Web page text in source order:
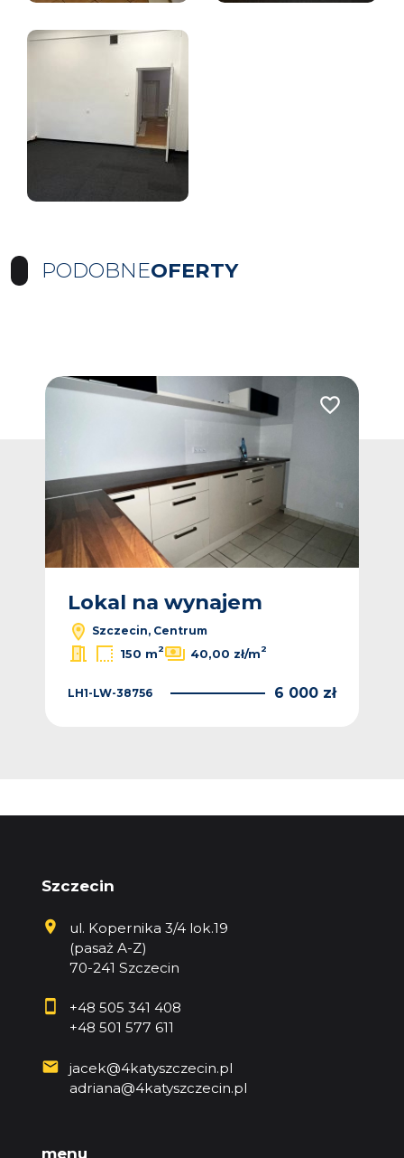
PODOBNEOFERTY
Dodaj do
Lokal na wynajem
Szczecin, Centrum
150 m2 40,00 zł/m2
LH1-LW-38756 6 000 zł
Szczecin
ul. Kopernika 3/4 lok.19
(pasaż A-Z)
70-241 Szczecin
+48 505 341 408
+48 501 577 611
jacek@4katyszczecin.pl
adriana@4katyszczecin.pl
menu